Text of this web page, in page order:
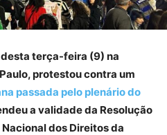
terça-feira (9) na
protestou contra um
passada pelo plenário do
a validade da Resolução
dos Direitos da